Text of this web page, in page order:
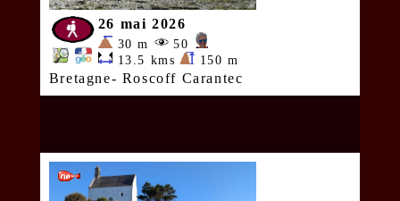
26 mai 2026
30 m
50
13.5 kms
150 m
Bretagne- Roscoff Carantec